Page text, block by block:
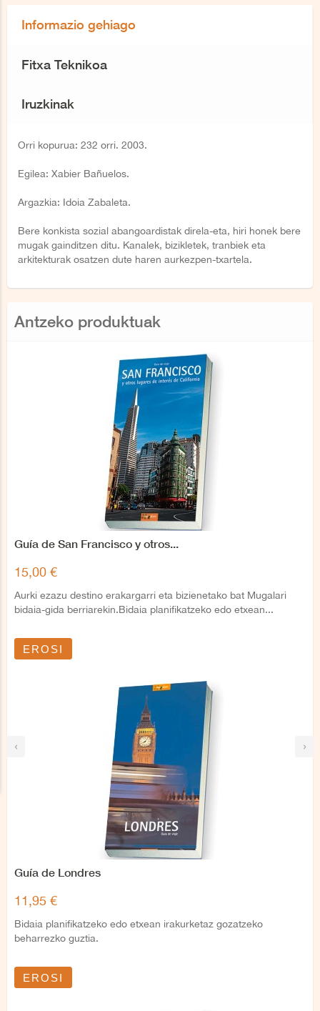
Informazio gehiago
Fitxa Teknikoa
Iruzkinak
Orri kopurua: 232 orri. 2003.
Egilea: Xabier Bañuelos.
Argazkia: Idoia Zabaleta.
Bere konkista sozial abangoardistak direla-eta, hiri honek bere
mugak gainditzen ditu. Kanalek, bizikletek, tranbiek eta
arkitekturak osatzen dute haren aurkezpen-txartela.
Antzeko produktuak
‹ ›
Guía de San Francisco y otros...
15,00 €
Aurki ezazu destino erakargarri eta bizienetako bat Mugalari
bidaia-gida berriarekin.Bidaia planifikatzeko edo etxean...
EROSI
Guía de Londres
11,95 €
Bidaia planifikatzeko edo etxean irakurketaz gozatzeko
beharrezko guztia.
EROSI